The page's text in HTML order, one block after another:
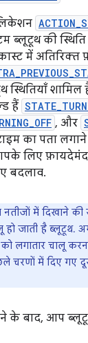
ब्लूटूथ की स्थिति
में अतिरिक्त
स्थितियाँ शामिल
हैं
, और
का पता
लिए
बदलाव.
में दिखाने की
हो जाती है ब्लूटूथ.
लगातार चालू
चरणों में दिए गए
के बाद, आप